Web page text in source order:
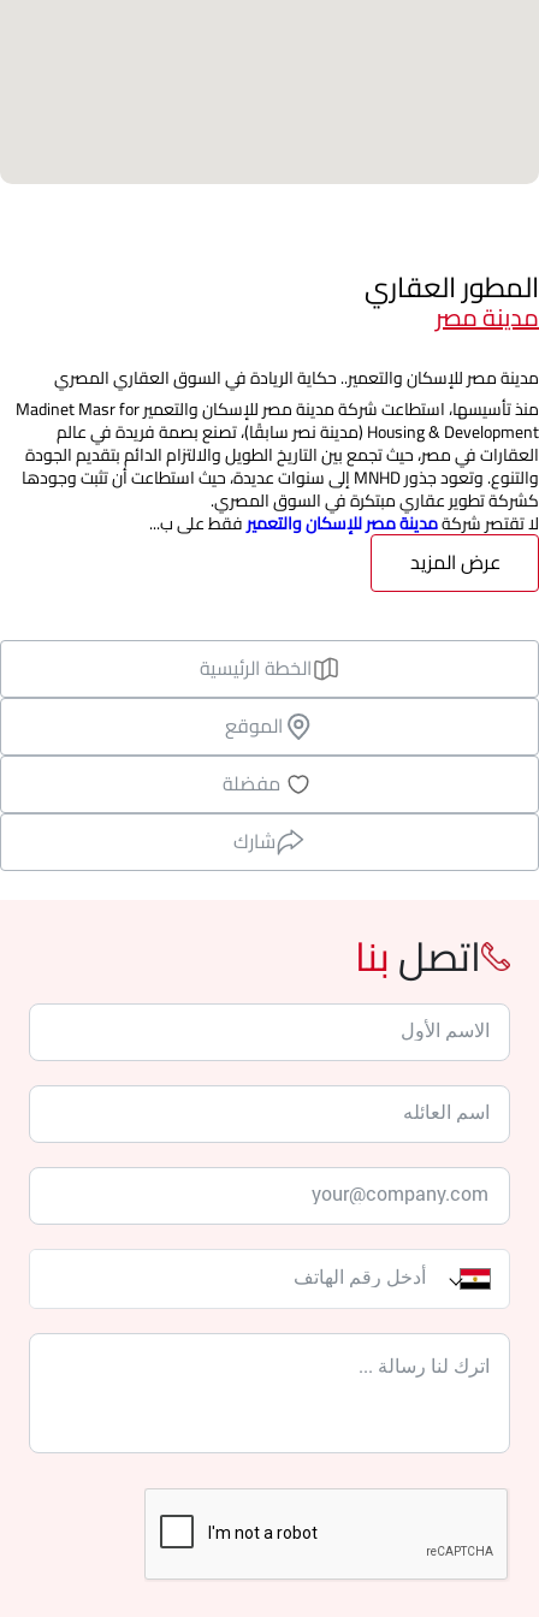
المطور العقاري
مدينة مصر
مدينة مصر للإسكان والتعمير.. حكاية الريادة في السوق العقاري المصري
منذ تأسيسها، استطاعت شركة مدينة مصر للإسكان والتعمير Madinet Masr for
Housing & Development (مدينة نصر سابقًا)، تصنع بصمة فريدة في عالم
العقارات في مصر، حيث تجمع بين التاريخ الطويل والالتزام الدائم بتقديم الجودة
والتنوع. وتعود جذور MNHD إلى سنوات عديدة، حيث استطاعت أن تثبت وجودها
كشركة تطوير عقاري مبتكرة في السوق المصري.
لا تقتصر شركةمدينة مصر للإسكان والتعميرفقط على ب...
عرض المزيد
الخطة الرئيسية
الموقع
مفضلة
شارك
اتصلبنا